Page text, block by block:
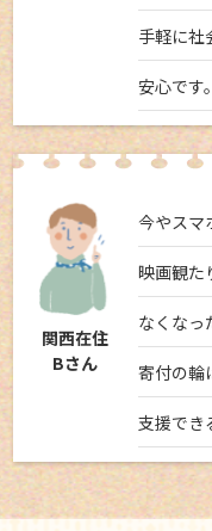
手軽に社
安心です
関西在住
Bさん
今やスマ
映画観た
なくなっ
寄付の輪
支援でき